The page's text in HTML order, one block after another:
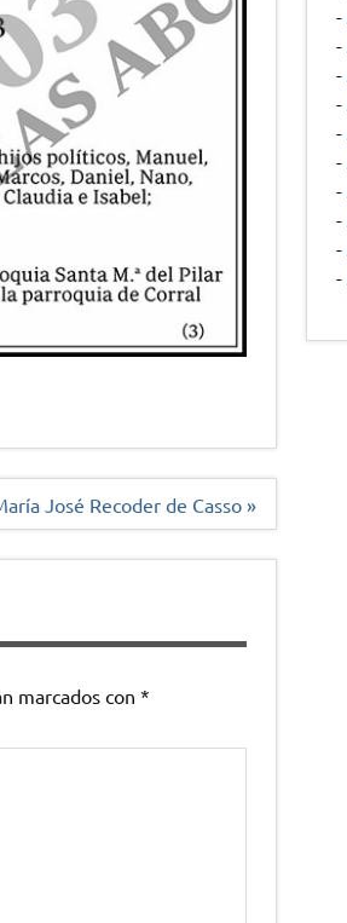
José Recoder de Casso »
marcados con *
-
-
-
-
-
-
-
-
-
-